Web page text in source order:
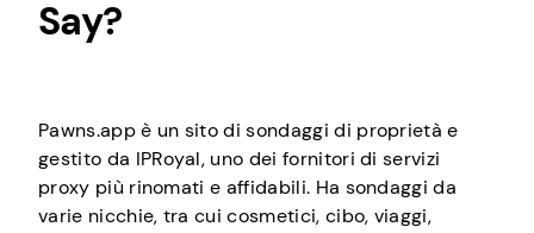
Say?
Pawns.app è un sito di sondaggi di proprietà e
gestito da IPRoyal, uno dei fornitori di servizi
proxy più rinomati e affidabili. Ha sondaggi da
varie nicchie, tra cui cosmetici, cibo, viaggi,